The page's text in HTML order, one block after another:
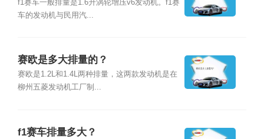
f1赛车一般排量是1.6升涡轮增压v6发动机。f1赛
车的发动机与民用汽...
赛欧是多大排量的？
赛欧是1.2L和1.4L两种排量，这两款发动机是在
柳州五菱发动机工厂制...
f1赛车排量多大？